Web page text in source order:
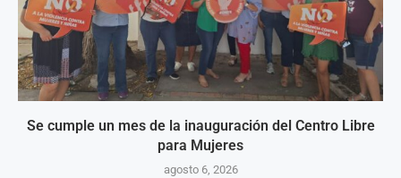
Se cumple un mes de la inauguración del Centro Libre
para Mujeres
agosto 6, 2026